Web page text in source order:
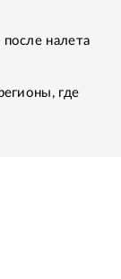
налета
где